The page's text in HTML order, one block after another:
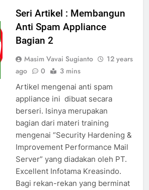
Seri Artikel : Membangun
Anti Spam Appliance
Bagian 2
Masim Vavai Sugianto
12 years
ago
0 3 mins
Artikel mengenai anti spam
appliance ini dibuat secara
berseri. Isinya merupakan
bagian dari materi training
mengenai “Security Hardening &
Improvement Performance Mail
Server” yang diadakan oleh PT.
Excellent Infotama Kreasindo.
Bagi rekan-rekan yang berminat